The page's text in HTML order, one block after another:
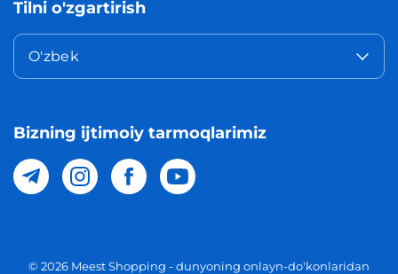
Tilni o'zgartirish
O'zbek
Bizning ijtimoiy tarmoqlarimiz
© 2026 Meest Shopping - dunyoning onlayn-do'konlaridan